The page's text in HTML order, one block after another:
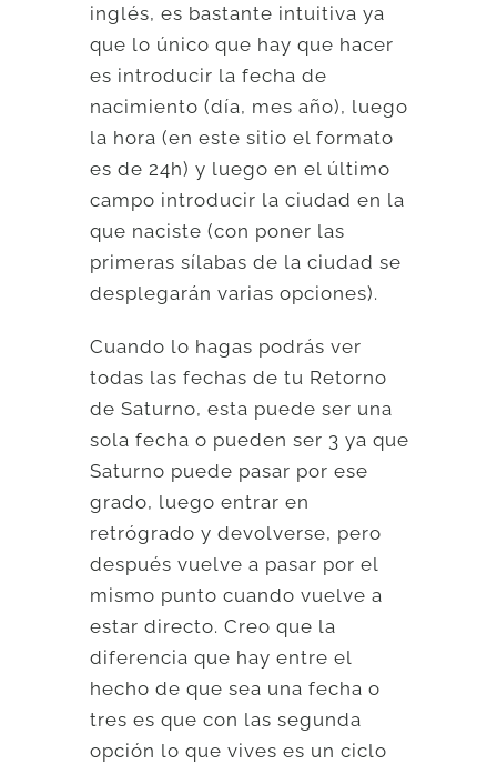
inglés, es bastante intuitiva ya
que lo único que hay que hacer
es introducir la fecha de
nacimiento (día, mes año), luego
la hora (en este sitio el formato
es de 24h) y luego en el último
campo introducir la ciudad en la
que naciste (con poner las
primeras sílabas de la ciudad se
desplegarán varias opciones).
Cuando lo hagas podrás ver
todas las fechas de tu Retorno
de Saturno, esta puede ser una
sola fecha o pueden ser 3 ya que
Saturno puede pasar por ese
grado, luego entrar en
retrógrado y devolverse, pero
después vuelve a pasar por el
mismo punto cuando vuelve a
estar directo. Creo que la
diferencia que hay entre el
hecho de que sea una fecha o
tres es que con las segunda
opción lo que vives es un ciclo